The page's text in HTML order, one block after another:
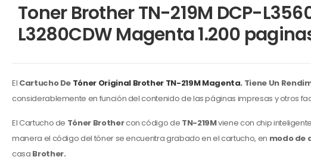
Toner Brother TN-219M DCP-
L3280CDW Magenta 1.200
El Cartucho De Tóner Original Brother TN-219M Magenta. Tiene Un
considerablemente en función del contenido de las páginas impresas y otros
El Cartucho de Tóner Brothercon código de TN-219Mviene con chip
manera el código del tóner se encuentra grabado en el cartucho, en modo de
casa Brother.